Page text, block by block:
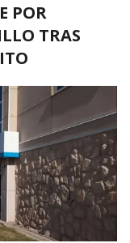
POR
TRAS